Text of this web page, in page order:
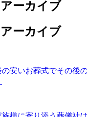
ーカイブ
ーカイブ
安いお葬式でその後